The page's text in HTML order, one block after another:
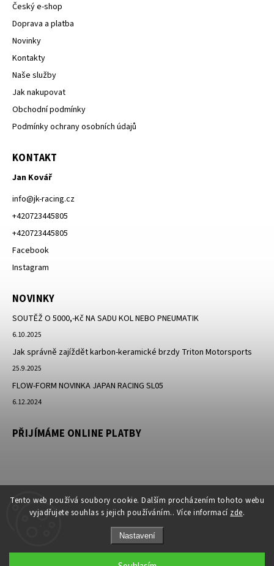
Tento web používá soubory cookie. Dalším procházením tohoto webu
vyjadřujete souhlas s jejich používáním.. Více informací zde.
Nastavení
Český e-shop
Doprava a platba
Novinky
Kontakty
Naše služby
Jak nakupovat
Obchodní podmínky
Podmínky ochrany osobních údajů
KONTAKT
Jan Kovář
info@jk-racing.cz
+420723445805
+420723445805
Facebook
Instagram
NOVINKY
SOUTĚŽ O 5000,-Kč NA SADU KOL NEBO PNEUMATIK
6.10.2025
Jak správně zajíždět karbon-keramické brzdy Triton Motorsports
25.9.2025
FLOW-FORM NOVINKA JAPAN RACING SL05
6.12.2024
PŘIJÍMÁME ONLINE PLATBY